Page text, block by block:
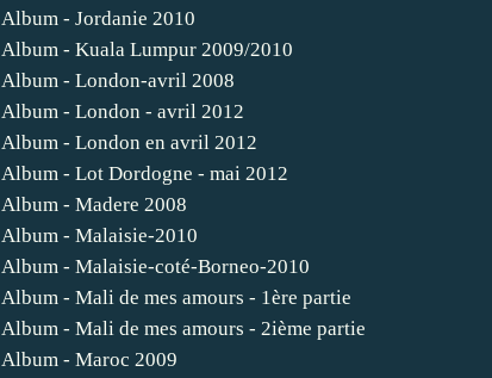
Album - Jordanie 2010
Album - Kuala Lumpur 2009/2010
Album - London-avril 2008
Album - London - avril 2012
Album - London en avril 2012
Album - Lot Dordogne - mai 2012
Album - Madere 2008
Album - Malaisie-2010
Album - Malaisie-coté-Borneo-2010
Album - Mali de mes amours - 1ère partie
Album - Mali de mes amours - 2ième partie
Album - Maroc 2009